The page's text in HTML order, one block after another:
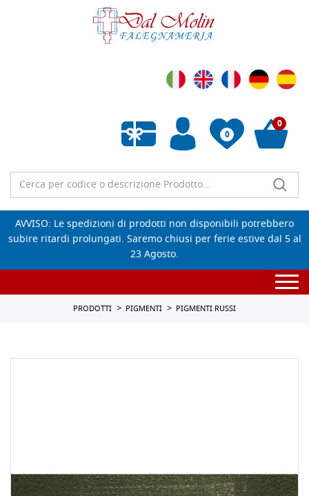
0
Wishlist vuota
0
AVVISO: Le spedizioni di prodotti non disponibili potrebbero
subire ritardi prolungati. Saremo chiusi per ferie estive dal 5 al
23 Agosto.
PRODOTTI PIGMENTI PIGMENTI RUSSI